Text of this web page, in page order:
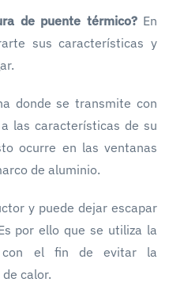
de puente térmico?En
sus características y
donde se transmite con
las características de su
ocurre en las ventanas
de aluminio.
y puede dejar escapar
por ello que se utiliza la
con el fin de evitar la
calor.